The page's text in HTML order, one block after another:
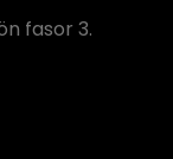
fasor 3.